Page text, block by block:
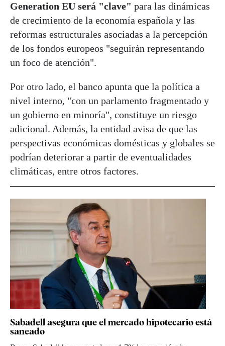
Generation EU será "clave" para las dinámicas
de crecimiento de la economía española y las
reformas estructurales asociadas a la percepción
de los fondos europeos "seguirán representando
un foco de atención".
Por otro lado, el banco apunta que la política a
nivel interno, "con un parlamento fragmentado y
un gobierno en minoría", constituye un riesgo
adicional. Además, la entidad avisa de que las
perspectivas económicas domésticas y globales se
podrían deteriorar a partir de eventualidades
climáticas, entre otros factores.
Sabadell asegura que el mercado hipotecario está
saneado